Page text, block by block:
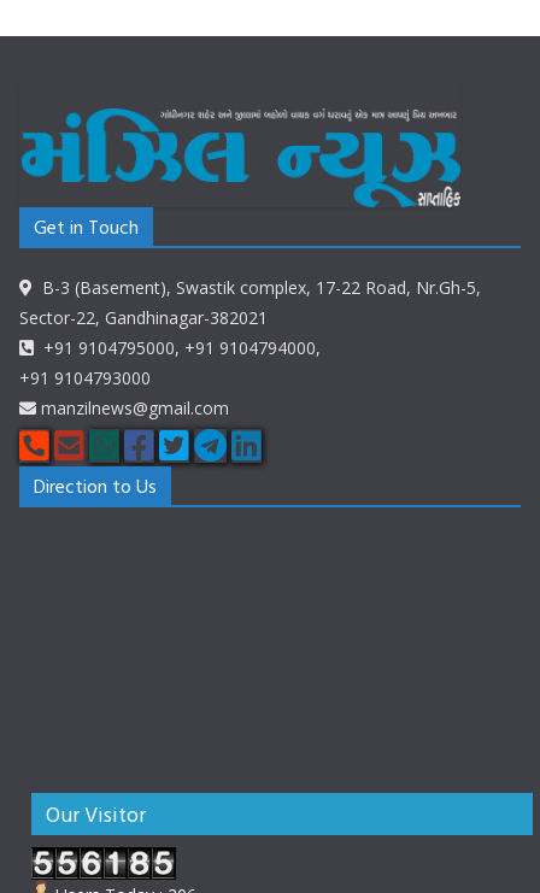
Get in Touch
B-3 (Basement), Swastik complex, 17-22 Road, Nr.Gh-5,
Sector-22, Gandhinagar-382021
+91 9104795000, +91 9104794000,
+91 9104793000
manzilnews@gmail.com
Direction to Us
Our Visitor